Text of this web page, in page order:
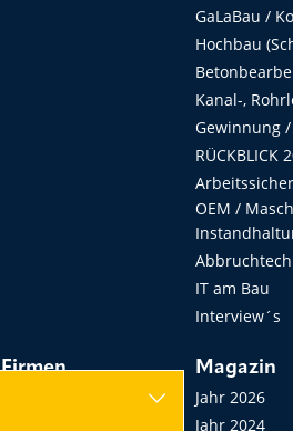
GaLaBau /
Hochbau
Kanal-,
Gewinnung
RÜCKBLICK
OEM /
IT am Bau
Interview´s
Firmen Magazin
Jahr 2026
Jahr 2024